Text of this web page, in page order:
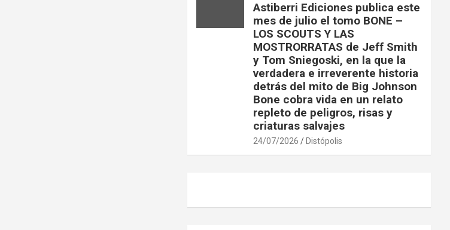
Astiberri Ediciones publica este
mes de julio el tomo BONE –
LOS SCOUTS Y LAS
MOSTRORRATAS de Jeff Smith
y Tom Sniegoski, en la que la
verdadera e irreverente historia
detrás del mito de Big Johnson
Bone cobra vida en un relato
repleto de peligros, risas y
criaturas salvajes
24/07/2026 Distópolis